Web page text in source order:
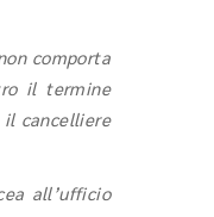
comporta
il termine
cancelliere
all’ufficio